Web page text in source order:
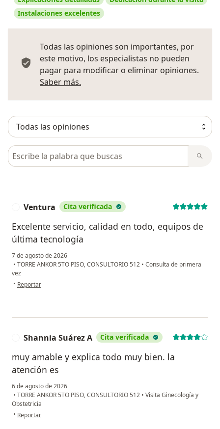
Instalaciones excelentes
Todas las opiniones son importantes, por
este motivo, los especialistas no pueden
pagar para modificar o eliminar opiniones.
Saber más.
Busca en opiniones
Ventura Cita verificada
Excelente servicio, calidad en todo, equipos de
última tecnología
7 de agosto de 2026
• TORRE ANKOR 5TO PISO, CONSULTORIO 512 • Consulta de primera
vez
• en opinión del usuario Ventura
Reportar
Shannia Suárez A Cita verificada
muy amable y explica todo muy bien. la
atención es
6 de agosto de 2026
• TORRE ANKOR 5TO PISO, CONSULTORIO 512 • Visita Ginecología y
Obstetricia
• en opinión del usuario Shannia Suárez A
Reportar